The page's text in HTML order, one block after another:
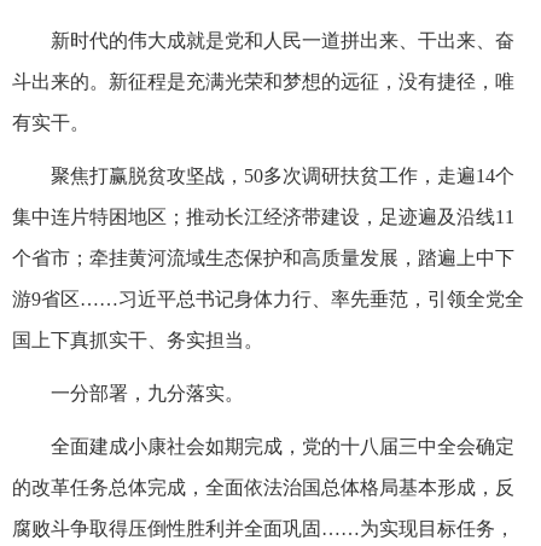
新时代的伟大成就是党和人民一道拼出来、干出来、奋
斗出来的。新征程是充满光荣和梦想的远征，没有捷径，唯
有实干。
聚焦打赢脱贫攻坚战，50多次调研扶贫工作，走遍14个
集中连片特困地区；推动长江经济带建设，足迹遍及沿线11
个省市；牵挂黄河流域生态保护和高质量发展，踏遍上中下
游9省区……习近平总书记身体力行、率先垂范，引领全党全
国上下真抓实干、务实担当。
一分部署，九分落实。
全面建成小康社会如期完成，党的十八届三中全会确定
的改革任务总体完成，全面依法治国总体格局基本形成，反
腐败斗争取得压倒性胜利并全面巩固……为实现目标任务，